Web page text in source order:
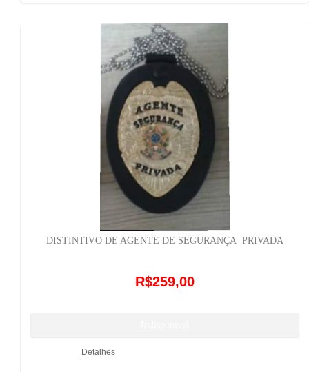
DISTINTIVO DE AGENTE DE SEGURANÇA PRIVADA
R$259,00
Detalhes